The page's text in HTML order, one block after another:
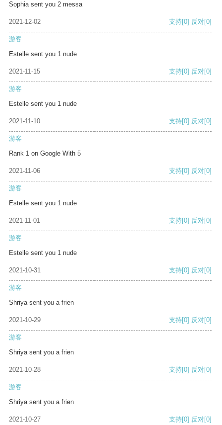
Sophia sent you 2 messa
2021-12-02 支持[0] 反对[0]
游客
Estelle sent you 1 nude
2021-11-15 支持[0] 反对[0]
游客
Estelle sent you 1 nude
2021-11-10 支持[0] 反对[0]
游客
Rank 1 on Google With 5
2021-11-06 支持[0] 反对[0]
游客
Estelle sent you 1 nude
2021-11-01 支持[0] 反对[0]
游客
Estelle sent you 1 nude
2021-10-31 支持[0] 反对[0]
游客
Shriya sent you a frien
2021-10-29 支持[0] 反对[0]
游客
Shriya sent you a frien
2021-10-28 支持[0] 反对[0]
游客
Shriya sent you a frien
2021-10-27 支持[0] 反对[0]